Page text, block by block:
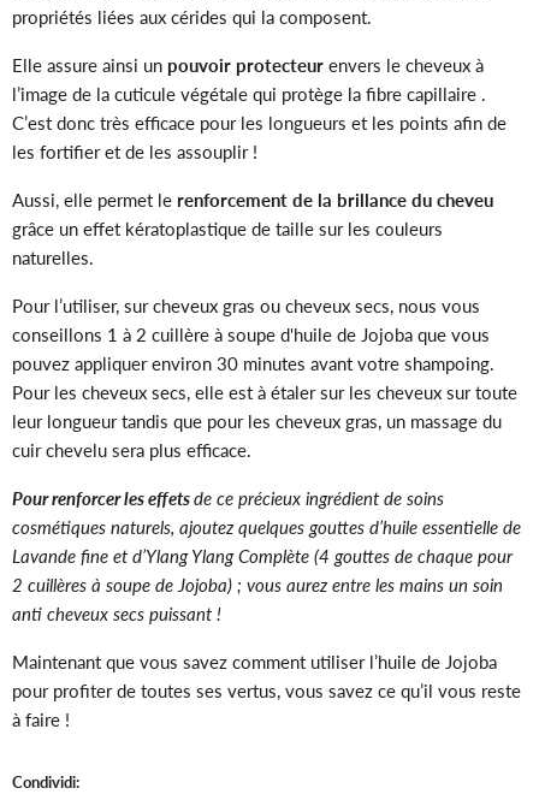
propriétés liées aux cérides qui la composent.
Elle assure ainsi un pouvoir protecteur envers le cheveux à
l’image de la cuticule végétale qui protège la fibre capillaire .
C’est donc très efficace pour les longueurs et les points afin de
les fortifier et de les assouplir !
Aussi, elle permet le renforcement de la brillance du cheveu
grâce un effet kératoplastique de taille sur les couleurs
naturelles.
Pour l’utiliser, sur cheveux gras ou cheveux secs, nous vous
conseillons 1 à 2 cuillère à soupe d'huile de Jojoba que vous
pouvez appliquer environ 30 minutes avant votre shampoing.
Pour les cheveux secs, elle est à étaler sur les cheveux sur toute
leur longueur tandis que pour les cheveux gras, un massage du
cuir chevelu sera plus efficace.
Pour renforcer les effetsde ce précieux ingrédient de soins
cosmétiques naturels, ajoutez quelques gouttes d’huile essentielle de
Lavande fine et d’Ylang Ylang Complète (4 gouttes de chaque pour
2 cuillères à soupe de Jojoba) ; vous aurez entre les mains un soin
anti cheveux secs puissant !
Maintenant que vous savez comment utiliser l’huile de Jojoba
pour profiter de toutes ses vertus, vous savez ce qu’il vous reste
à faire !
Condividi: